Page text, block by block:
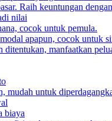
Raih keuntungan
nilai
cocok untuk pemula.
apapun, cocok untuk
ditentukan, manfaatkan
mudah untuk
biaya